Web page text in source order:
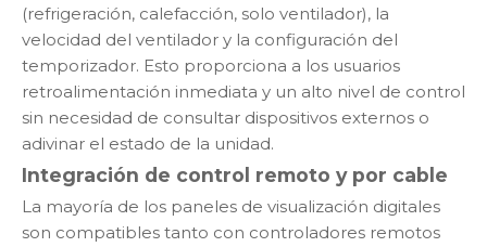
(refrigeración, calefacción, solo ventilador), la
velocidad del ventilador y la configuración del
temporizador. Esto proporciona a los usuarios
retroalimentación inmediata y un alto nivel de control
sin necesidad de consultar dispositivos externos o
adivinar el estado de la unidad.
Integración de control remoto y por cable
La mayoría de los paneles de visualización digitales
son compatibles tanto con controladores remotos